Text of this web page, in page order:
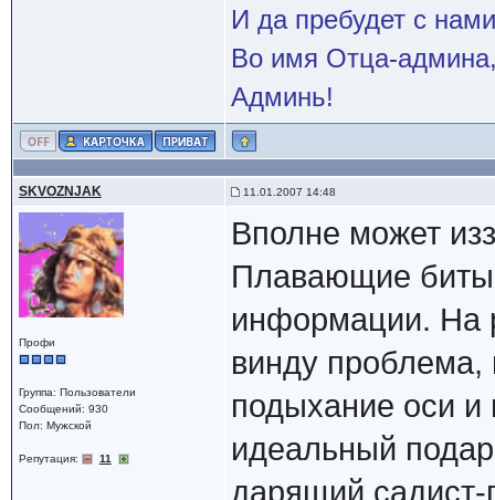
И да пребудет с
Во имя Отца-
Админь!
SKVOZNJAK 11.01.2007 14:48
Профи
Группа: Пользователи
Сообщений: 930
Пол: Мужской
Репутация: 11
Вполне может
Плавающие биты
информации. На
винду
подыхание оси и
идеальный
дарящий садист-